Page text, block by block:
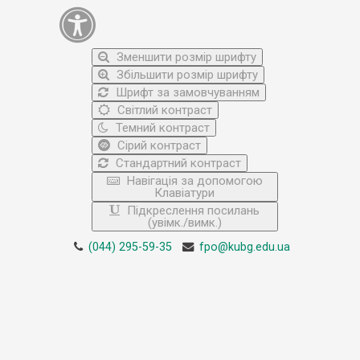
Зменшити розмір шрифту
Збільшити розмір шрифту
Шрифт за замовчуванням
Світлий контраст
Темний контраст
Сірий контраст
Стандартний контраст
Навігація за допомогою
Клавіатури
Підкреслення посилань
(увімк./вимк.)
(044) 295-59-35 fpo@kubg.edu.ua